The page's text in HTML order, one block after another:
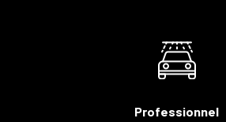
Professionnel